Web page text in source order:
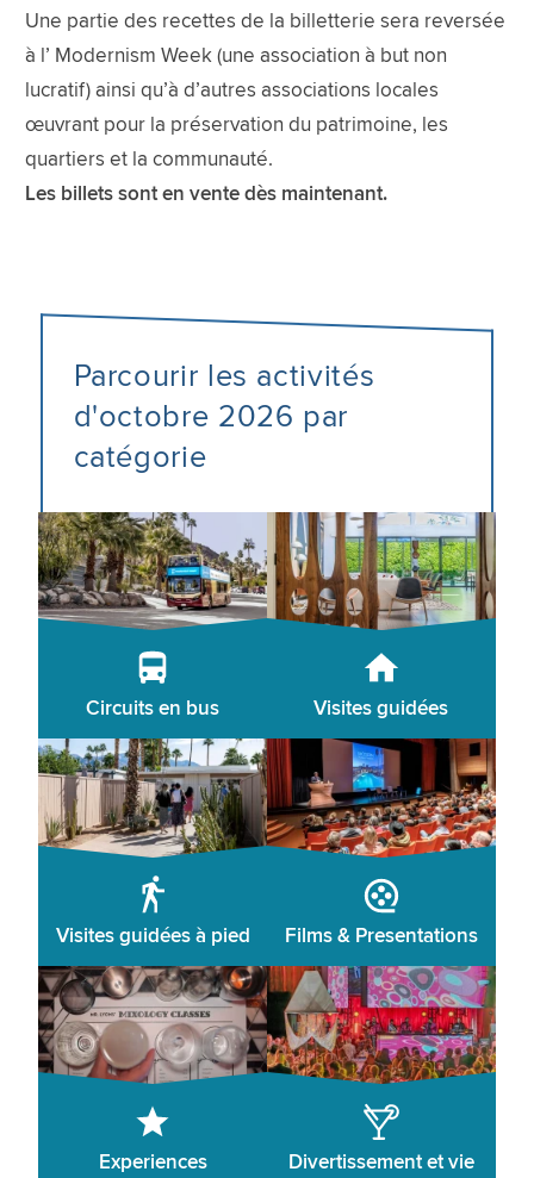
Une partie des recettes de la billetterie sera reversée
à l’ Modernism Week (une association à but non
lucratif) ainsi qu’à d’autres associations locales
œuvrant pour la préservation du patrimoine, les
quartiers et la communauté.
Les billets sont en vente dès maintenant.
Parcourir les activités
d'octobre 2026 par
catégorie
Circuits en bus Visites guidées
Visites guidées à pied Films & Presentations
Experiences
Divertissement et vie